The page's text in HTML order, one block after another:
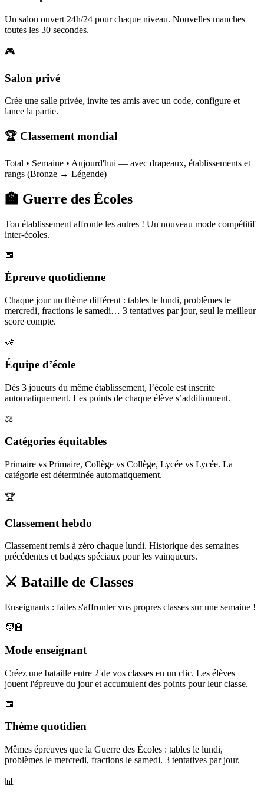
Un salon ouvert 24h/24 pour chaque niveau. Nouvelles manches
toutes les 30 secondes.
🎮
Salon privé
Crée une salle privée, invite tes amis avec un code, configure et
lance la partie.
🏆 Classement mondial
Total • Semaine • Aujourd'hui — avec drapeaux, établissements et
rangs (Bronze → Légende)
🏫 Guerre des Écoles
Ton établissement affronte les autres ! Un nouveau mode compétitif
inter-écoles.
📅
Épreuve quotidienne
Chaque jour un thème différent : tables le lundi, problèmes le
mercredi, fractions le samedi… 3 tentatives par jour, seul le meilleur
score compte.
🤝
Équipe d’école
Dès 3 joueurs du même établissement, l’école est inscrite
automatiquement. Les points de chaque élève s’additionnent.
⚖️
Catégories équitables
Primaire vs Primaire, Collège vs Collège, Lycée vs Lycée. La
catégorie est déterminée automatiquement.
🏆
Classement hebdo
Classement remis à zéro chaque lundi. Historique des semaines
précédentes et badges spéciaux pour les vainqueurs.
⚔️ Bataille de Classes
Enseignants : faites s'affronter vos propres classes sur une semaine !
🧑‍🏫
Mode enseignant
Créez une bataille entre 2 de vos classes en un clic. Les élèves
jouent l'épreuve du jour et accumulent des points pour leur classe.
📅
Thème quotidien
Mêmes épreuves que la Guerre des Écoles : tables le lundi,
problèmes le mercredi, fractions le samedi. 3 tentatives par jour.
📊